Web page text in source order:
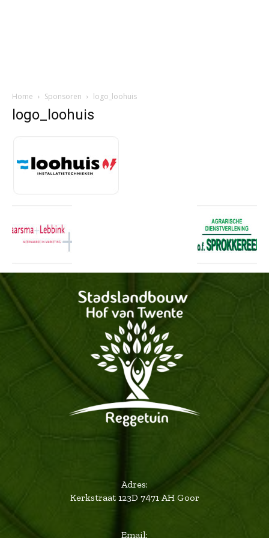
Home Sponsoren logo_loohuis
logo_loohuis
Adres:
Kerkstraat 123D 7471 AH Goor
Email: